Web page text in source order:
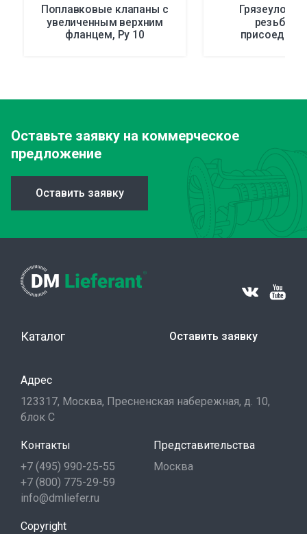
Поплавковые клапаны с
увеличенным верхним
фланцем, Ру 10
Оставьте заявку на коммерческое
предложение
Оставить заявку
Каталог Оставить заявку
Адрес
123317, Москва, Пресненская набережная, д. 10,
блок С
Контакты
+7 (495) 990-25-55
+7 (800) 775-29-59
info@dmliefer.ru
Представительства
Москва
Copyright